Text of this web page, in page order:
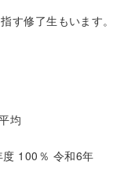
す修了生もいます。
均
度 100％ 令和6年